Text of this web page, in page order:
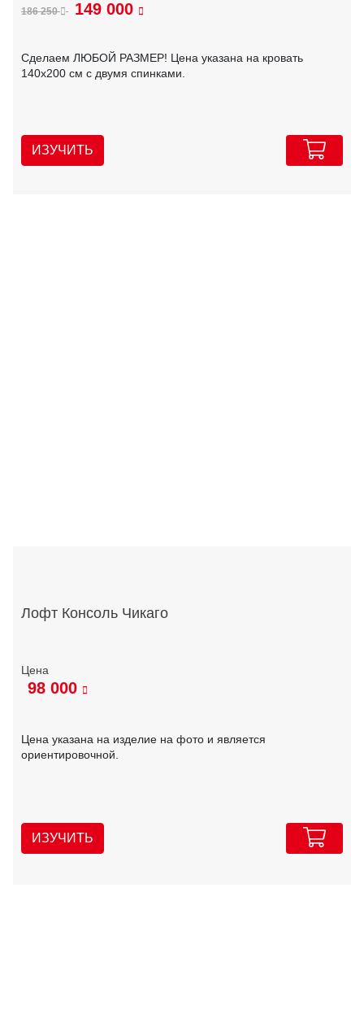
186 250 149 000
Сделаем ЛЮБОЙ РАЗМЕР! Цена указана на кровать
140х200 см с двумя спинками.
ИЗУЧИТЬ
Лофт Консоль Чикаго
98 000
Цена указана на изделие на фото и является
ориентировочной.
ИЗУЧИТЬ